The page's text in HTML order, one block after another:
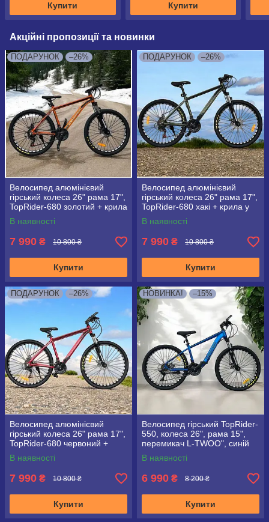
Купити Купити
Акційні пропозиції та новинки
ПОДАРУНОК –26%
Велосипед алюмінієвий
гірський колеса 26" рама 17",
TopRider-680 золотий + крила
у подарунок!
В наявності
7 990 ₴ 10 800 ₴
Купити
ПОДАРУНОК –26%
Велосипед алюмінієвий
гірський колеса 26" рама 17",
TopRider-680 хакі + крила у
подарунок!
В наявності
7 990 ₴ 10 800 ₴
Купити
ПОДАРУНОК –26%
Велосипед алюмінієвий
гірський колеса 26" рама 17",
TopRider-680 червоний +
крила у подарунок!
В наявності
7 990 ₴ 10 800 ₴
Купити
НОВИНКА! –15%
Велосипед гірський TopRider-
550, колеса 26", рама 15",
перемикач L-TWOO", синій
В наявності
6 990 ₴ 8 200 ₴
Купити